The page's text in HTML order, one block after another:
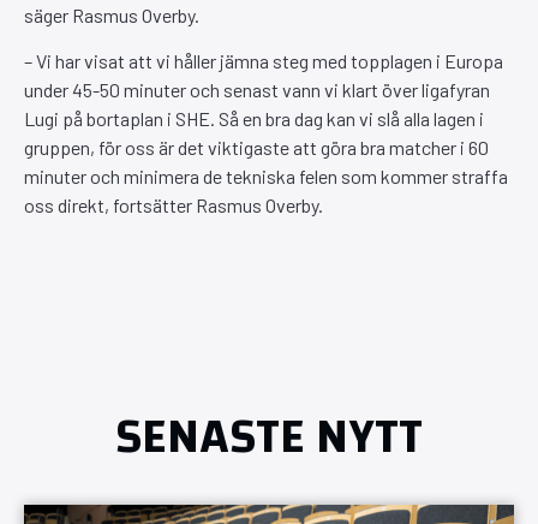
säger Rasmus Overby.
– Vi har visat att vi håller jämna steg med topplagen i Europa
under 45-50 minuter och senast vann vi klart över ligafyran
Lugi på bortaplan i SHE. Så en bra dag kan vi slå alla lagen i
gruppen, för oss är det viktigaste att göra bra matcher i 60
minuter och minimera de tekniska felen som kommer straffa
oss direkt, fortsätter Rasmus Overby.
SENASTE NYTT